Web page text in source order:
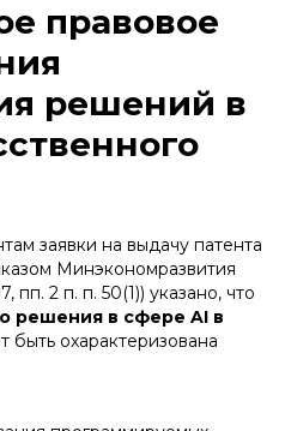
правовое
решений в
заявки на выдачу патента
Минэкономразвития
пп. 2 п. п. 50(1)) указано, что
решения в сфере AI в
быть охарактеризована